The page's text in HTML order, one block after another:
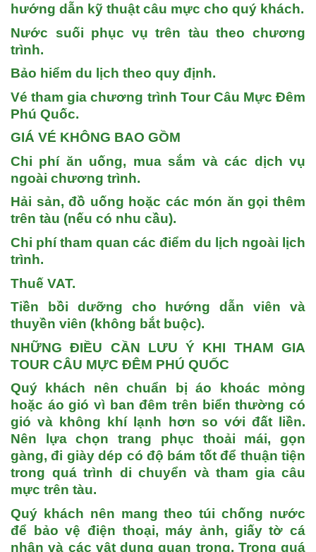
hướng dẫn kỹ thuật câu mực cho quý khách.
Nước suối phục vụ trên tàu theo chương
trình.
Bảo hiểm du lịch theo quy định.
Vé tham gia chương trình Tour Câu Mực Đêm
Phú Quốc.
GIÁ VÉ KHÔNG BAO GỒM
Chi phí ăn uống, mua sắm và các dịch vụ
ngoài chương trình.
Hải sản, đồ uống hoặc các món ăn gọi thêm
trên tàu (nếu có nhu cầu).
Chi phí tham quan các điểm du lịch ngoài lịch
trình.
Thuế VAT.
Tiền bồi dưỡng cho hướng dẫn viên và
thuyền viên (không bắt buộc).
NHỮNG ĐIỀU CẦN LƯU Ý KHI THAM GIA
TOUR CÂU MỰC ĐÊM PHÚ QUỐC
Quý khách nên chuẩn bị áo khoác mỏng
hoặc áo gió vì ban đêm trên biển thường có
gió và không khí lạnh hơn so với đất liền.
Nên lựa chọn trang phục thoải mái, gọn
gàng, đi giày dép có độ bám tốt để thuận tiện
trong quá trình di chuyển và tham gia câu
mực trên tàu.
Quý khách nên mang theo túi chống nước
để bảo vệ điện thoại, máy ảnh, giấy tờ cá
nhân và các vật dụng quan trọng. Trong quá